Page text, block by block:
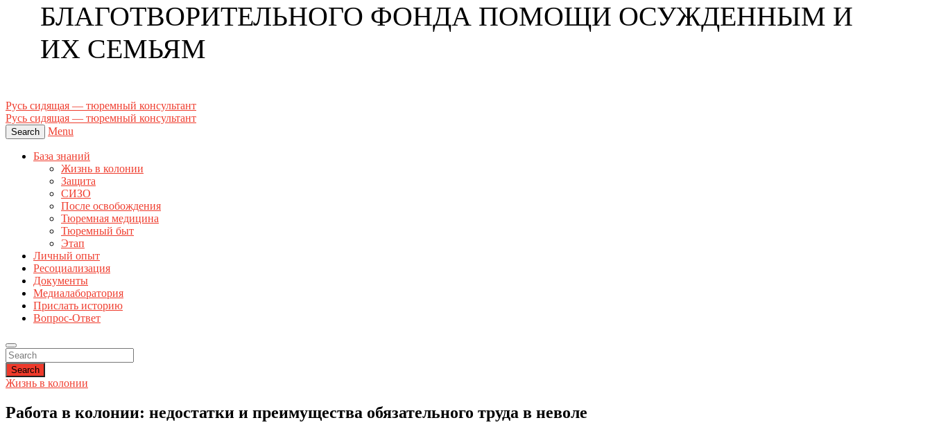
БЛАГОТВОРИТЕЛЬНОГО ФОНДА ПОМОЩИ ОСУЖДЕННЫМ И
ИХ СЕМЬЯМ
Русь сидящая — тюремный консультант
Русь сидящая — тюремный консультант
Search Menu
База знаний
Жизнь в колонии
Защита
СИЗО
После освобождения
Тюремная медицина
Тюремный быт
Этап
Личный опыт
Ресоциализация
Документы
Медиалаборатория
Прислать историю
Вопрос-Ответ
Search
Жизнь в колонии
Работа в колонии: недостатки и преимущества обязательного труда в неволе